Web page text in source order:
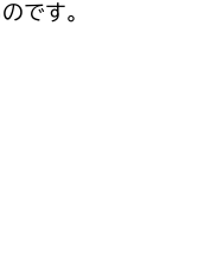
です。